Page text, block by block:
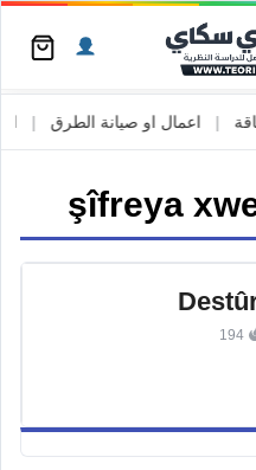
اعمال او صيانة الطرق
şîfreya
194